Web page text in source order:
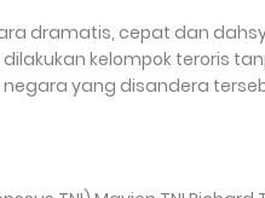
dramatis, cepat dan
kelompok teroris
yang disandera